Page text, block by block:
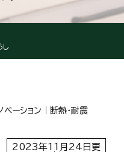
し
ベーション
断熱・耐震
2023年11月24日更